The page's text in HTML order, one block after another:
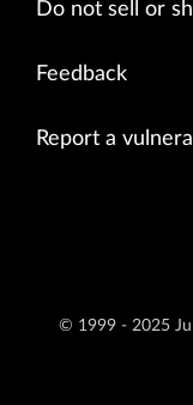
Do not sell or
Feedback
Report a
© 1999 - 2025